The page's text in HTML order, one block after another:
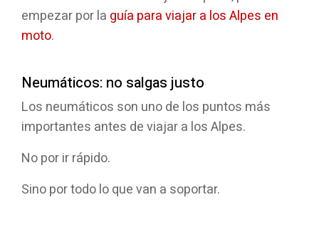
empezar por la guía para viajar a los Alpes en
moto.
Neumáticos: no salgas justo
Los neumáticos son uno de los puntos más
importantes antes de viajar a los Alpes.
No por ir rápido.
Sino por todo lo que van a soportar.